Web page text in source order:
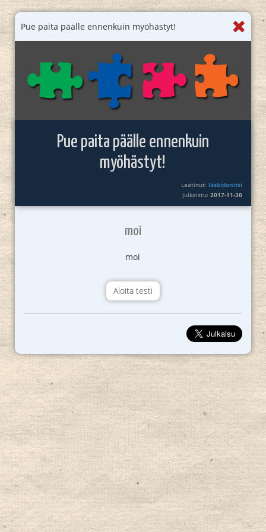
Pue paita päälle ennenkuin myöhästyt!
Pue paita päälle ennenkuin
myöhästyt!
Laatinut:läskidonitsi
Julkaistu:2017-11-30
moi
moi
Aloita testi